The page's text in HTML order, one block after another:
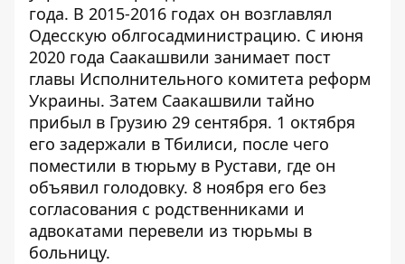
года. В 2015-2016 годах он возглавлял
Одесскую облгосадминистрацию. С июня
2020 года Саакашвили занимает пост
главы Исполнительного комитета реформ
Украины. Затем Саакашвили тайно
прибыл в Грузию 29 сентября. 1 октября
его задержали в Тбилиси, после чего
поместили в тюрьму в Рустави, где он
объявил голодовку. 8 ноября его без
согласования с родственниками и
адвокатами перевели из тюрьмы в
больницу.